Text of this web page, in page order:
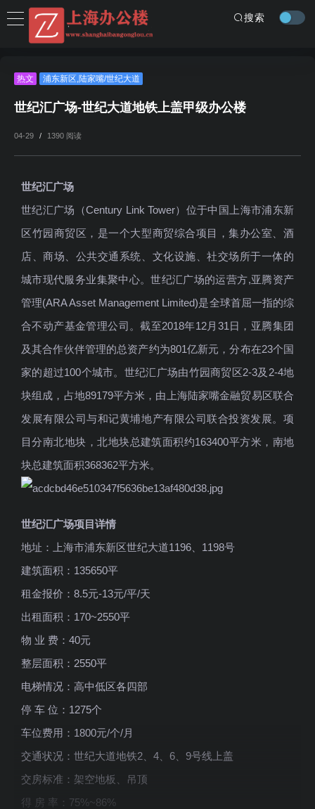
搜索
热文 浦东新区,陆家嘴/世纪大道
世纪汇广场-世纪大道地铁上盖甲级办公楼
04-29 / 1390 阅读
世纪汇广场
世纪汇广场（Century Link Tower）位于中国上海市浦东新
区竹园商贸区，是一个大型商贸综合项目，集办公室、酒
店、商场、公共交通系统、文化设施、社交场所于一体的
城市现代服务业集聚中心。世纪汇广场的运营方,亚腾资产
管理(ARA Asset Management Limited)是全球首屈一指的综
合不动产基金管理公司。截至2018年12月31日，亚腾集团
及其合作伙伴管理的总资产约为801亿新元，分布在23个国
家的超过100个城市。世纪汇广场由竹园商贸区2-3及2-4地
块组成，占地89179平方米，由上海陆家嘴金融贸易区联合
发展有限公司与和记黄埔地产有限公司联合投资发展。项
目分南北地块，北地块总建筑面积约163400平方米，南地
块总建筑面积368362平方米。
世纪汇广场项目详情
地址：上海市浦东新区世纪大道1196、1198号
建筑面积：135650平
租金报价：8.5元-13元/平/天
出租面积：170~2550平
物 业 费：40元
整层面积：2550平
电梯情况：高中低区各四部
停 车 位：1275个
车位费用：1800元/个/月
交通状况：世纪大道地铁2、4、6、9号线上盖
交房标准：架空地板、吊顶
得 房 率：75%~86%